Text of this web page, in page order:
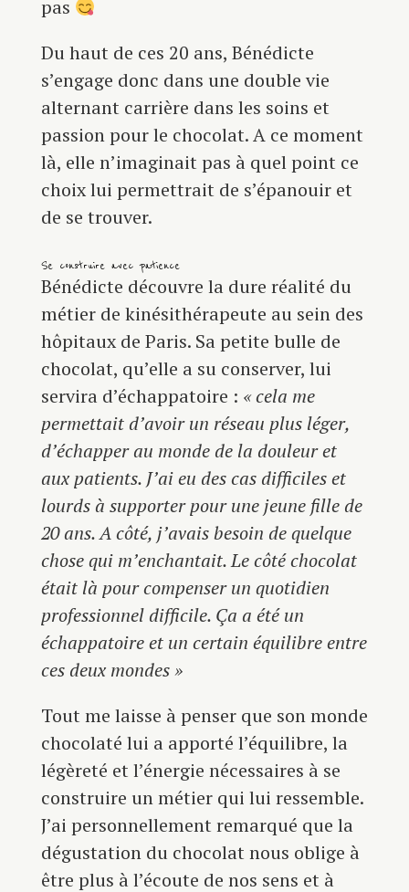
pas
Du haut de ces 20 ans, Bénédicte
s’engage donc dans une double vie
alternant carrière dans les soins et
passion pour le chocolat. A ce moment
là, elle n’imaginait pas à quel point ce
choix lui permettrait de s’épanouir et
de se trouver.
Se construire avec patience
Bénédicte découvre la dure réalité du
métier de kinésithérapeute au sein des
hôpitaux de Paris. Sa petite bulle de
chocolat, qu’elle a su conserver, lui
servira d’échappatoire : « cela me
permettait d’avoir un réseau plus léger,
d’échapper au monde de la douleur et
aux patients. J’ai eu des cas difficiles et
lourds à supporter pour une jeune fille de
20 ans. A côté, j’avais besoin de quelque
chose qui m’enchantait. Le côté chocolat
était là pour compenser un quotidien
professionnel difficile. Ça a été un
échappatoire et un certain équilibre entre
ces deux mondes »
Tout me laisse à penser que son monde
chocolaté lui a apporté l’équilibre, la
légèreté et l’énergie nécessaires à se
construire un métier qui lui ressemble.
J’ai personnellement remarqué que la
dégustation du chocolat nous oblige à
être plus à l’écoute de nos sens et à